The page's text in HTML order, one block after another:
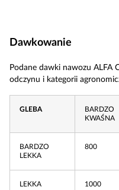
Dawkowanie
Podane dawki nawozu ALFA
odczynu i kategorii
GLEBA
BARDZO
KWAŚNA
BARDZO
LEKKA
800
LEKKA 1000